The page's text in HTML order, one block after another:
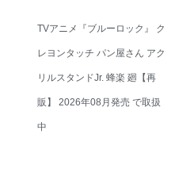
TVアニメ『ブルーロック』 ク
レヨンタッチ パン屋さん アク
リルスタンドJr. 蜂楽 廻【再
販】 2026年08月発売 で取扱
中